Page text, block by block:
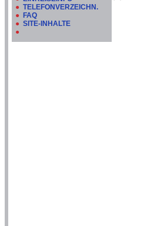
● TELEFONVERZEICHN.
● FAQ
● SITE-INHALTE
●